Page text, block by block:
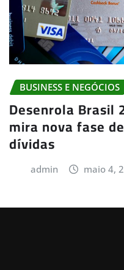
BUSINESS E NEGÓCIOS
Desenrola Brasil
mira nova fase
dívidas
admin maio 4,